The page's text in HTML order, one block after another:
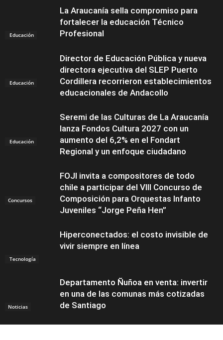
Educación
La Araucanía sella compromiso para
fortalecer la educación Técnico
Profesional
Educación
Director de Educación Pública y nueva
directora ejecutiva del SLEP Puerto
Cordillera recorrieron establecimientos
educacionales de Andacollo
Educación
Seremi de las Culturas de La Araucanía
lanza Fondos Cultura 2027 con un
aumento del 6,2% en el Fondart
Regional y un enfoque ciudadano
Concursos
FOJI invita a compositores de todo
chile a participar del VIII Concurso de
Composición para Orquestas Infanto
Juveniles “Jorge Peña Hen”
Tecnología
Hiperconectados: el costo invisible de
vivir siempre en línea
Noticias
Departamento Ñuñoa en venta: invertir
en una de las comunas más cotizadas
de Santiago